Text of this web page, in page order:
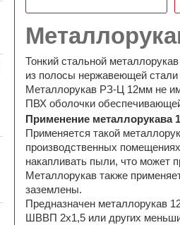
Тонкий стальной
из полосы нержавеющей стали
Металлорукав РЗ-Ц 12мм не
ПВХ оболочки
Применение металлорукава
Применяется такой
производственных
накапливать пыли, что может
Металлорукав также
заземлены.
Предназначен металлорукав
ШВВП 2х1,5 или других